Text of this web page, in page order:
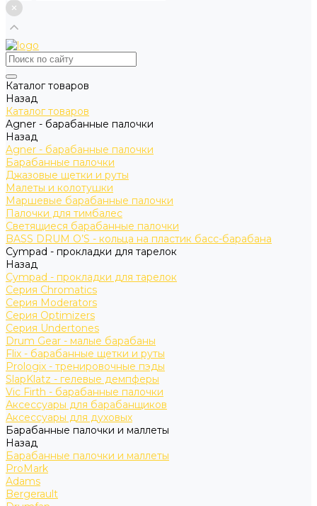
Каталог товаров
Назад
Каталог товаров
Agner - барабанные палочки
Назад
Agner - барабанные палочки
Барабанные палочки
Джазовые щетки и руты
Малеты и колотушки
Маршевые барабанные палочки
Палочки для тимбалес
Светящиеся барабанные палочки
BASS DRUM O’S - кольца на пластик басс-барабана
Cympad - прокладки для тарелок
Назад
Cympad - прокладки для тарелок
Серия Chromatics
Серия Moderators
Серия Optimizers
Серия Undertones
Drum Gear - малые барабаны
Flix - барабанные щетки и руты
Prologix - тренировочные пэды
SlapKlatz - гелевые демпферы
Vic Firth - барабанные палочки
Аксессуары для барабанщиков
Аксессуары для духовых
Барабанные палочки и маллеты
Назад
Барабанные палочки и маллеты
ProMark
Adams
Bergerault